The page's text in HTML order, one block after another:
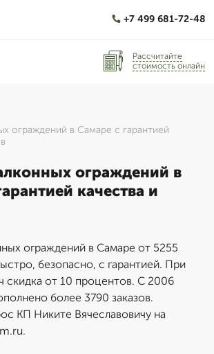
+7 499 681-72-48
Рассчитайте
стоимость онлайн
ограждений в Самаре с гарантией
ограждений в
качества и
ограждений в Самаре от 5255
безопасно, с гарантией. При
скидка от 10 процентов. С 2006
более 3790 заказов.
КП Никите Вячеславовичу на